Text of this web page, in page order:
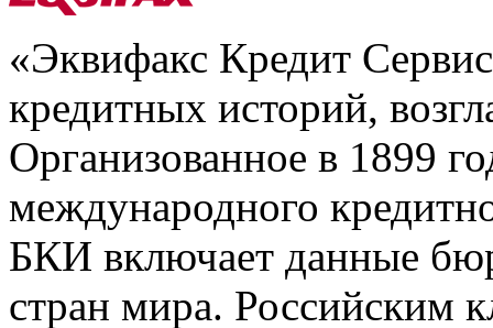
«Эквифакс Кредит
кредитных историй,
Организованное в 1899
международного
БКИ включает данные
стран мира. Российским